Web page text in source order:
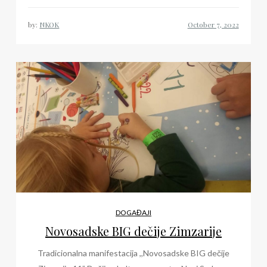
by: NKOK
DOGAĐAJI
Novosadske BIG dečije Zimzarije
Tradicionalna manifestacija ,,Novosadske BIG dečije